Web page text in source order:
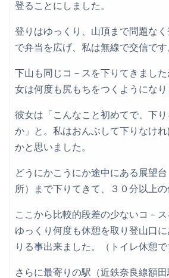
登ることにしました。
登りはゆっくり、山頂まで問題な
で弁当を広げ、私は無線で交信です
下山も同じコ－スを下りてきまし
女は何度も尻もちをつくようになり
彼女は「こんなこと初めてで、下
か」と。私はおんぶして下りなけれ
かと思いました。
どうにかこうにか途中にある展望
所）まで下りてきて、３０分以上の
ここから比較的段差の少ないコ－
ゆっくり何度も休憩を取り登山口
りる事出来ました。（トイレ休憩で
さらに最寄りの駅（近鉄奈良線額